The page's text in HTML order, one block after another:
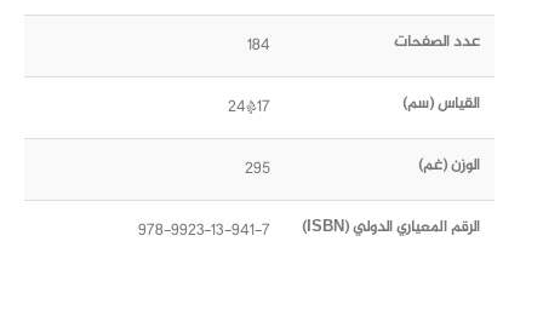
عدد الصفحات 184
القياس (سم) 17*24
الوزن (غم) 295
الرقم المعياري الدولي (ISBN) 978-9923-13-941-7